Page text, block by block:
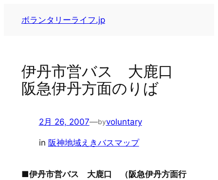
ボランタリーライフ.jp
伊丹市営バス 大鹿口
阪急伊丹方面のりば
2月 26, 2007—byvoluntary
in 阪神地域えきバスマップ
■伊丹市営バス 大鹿口 （阪急伊丹方面行